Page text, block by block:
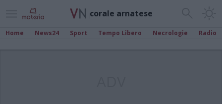
corale arnatese
Home News24 Sport Tempo Libero Necrologie Radio